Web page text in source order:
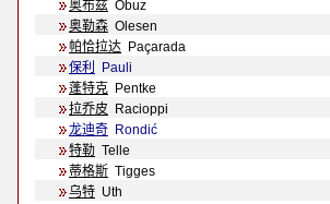
奥布兹 Obuz
奥勒森 Olesen
帕恰拉达 Paçarada
保利
Pauli
蓬特克 Pentke
拉乔皮 Racioppi
龙迪奇 Rondić
特勒 Telle
蒂格斯 Tigges
乌特 Uth